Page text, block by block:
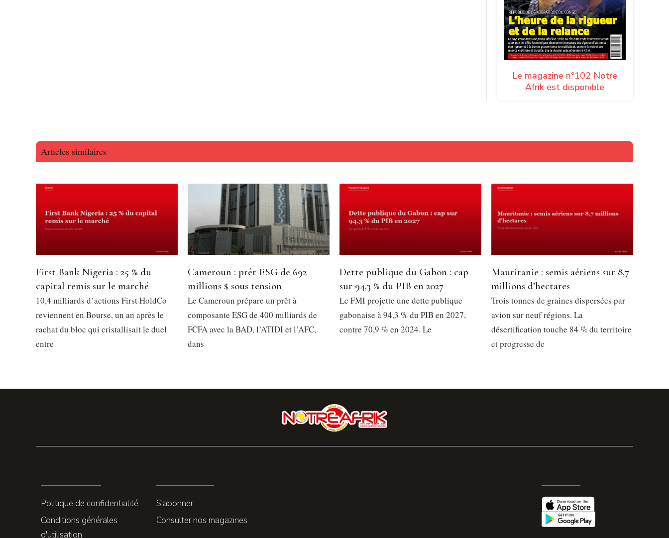
Le magazine n°102 Notre
Afrik est disponible
Articles similaires
First Bank Nigeria : 25 % du
capital remis sur le marché
10,4 milliards d’actions First HoldCo
reviennent en Bourse, un an après le
rachat du bloc qui cristallisait le duel
entre
Cameroun : prêt ESG de 692
millions $ sous tension
Le Cameroun prépare un prêt à
composante ESG de 400 milliards de
FCFA avec la BAD, l’ATIDI et l’AFC,
dans
Dette publique du Gabon : cap
sur 94,3 % du PIB en 2027
Le FMI projette une dette publique
gabonaise à 94,3 % du PIB en 2027,
contre 70,9 % en 2024. Le
Mauritanie : semis aériens sur 8,7
millions d’hectares
Trois tonnes de graines dispersées par
avion sur neuf régions. La
désertification touche 84 % du territoire
et progresse de
Politique de confidentialité
Conditions générales
d'utilisation
S'abonner
Consulter nos magazines